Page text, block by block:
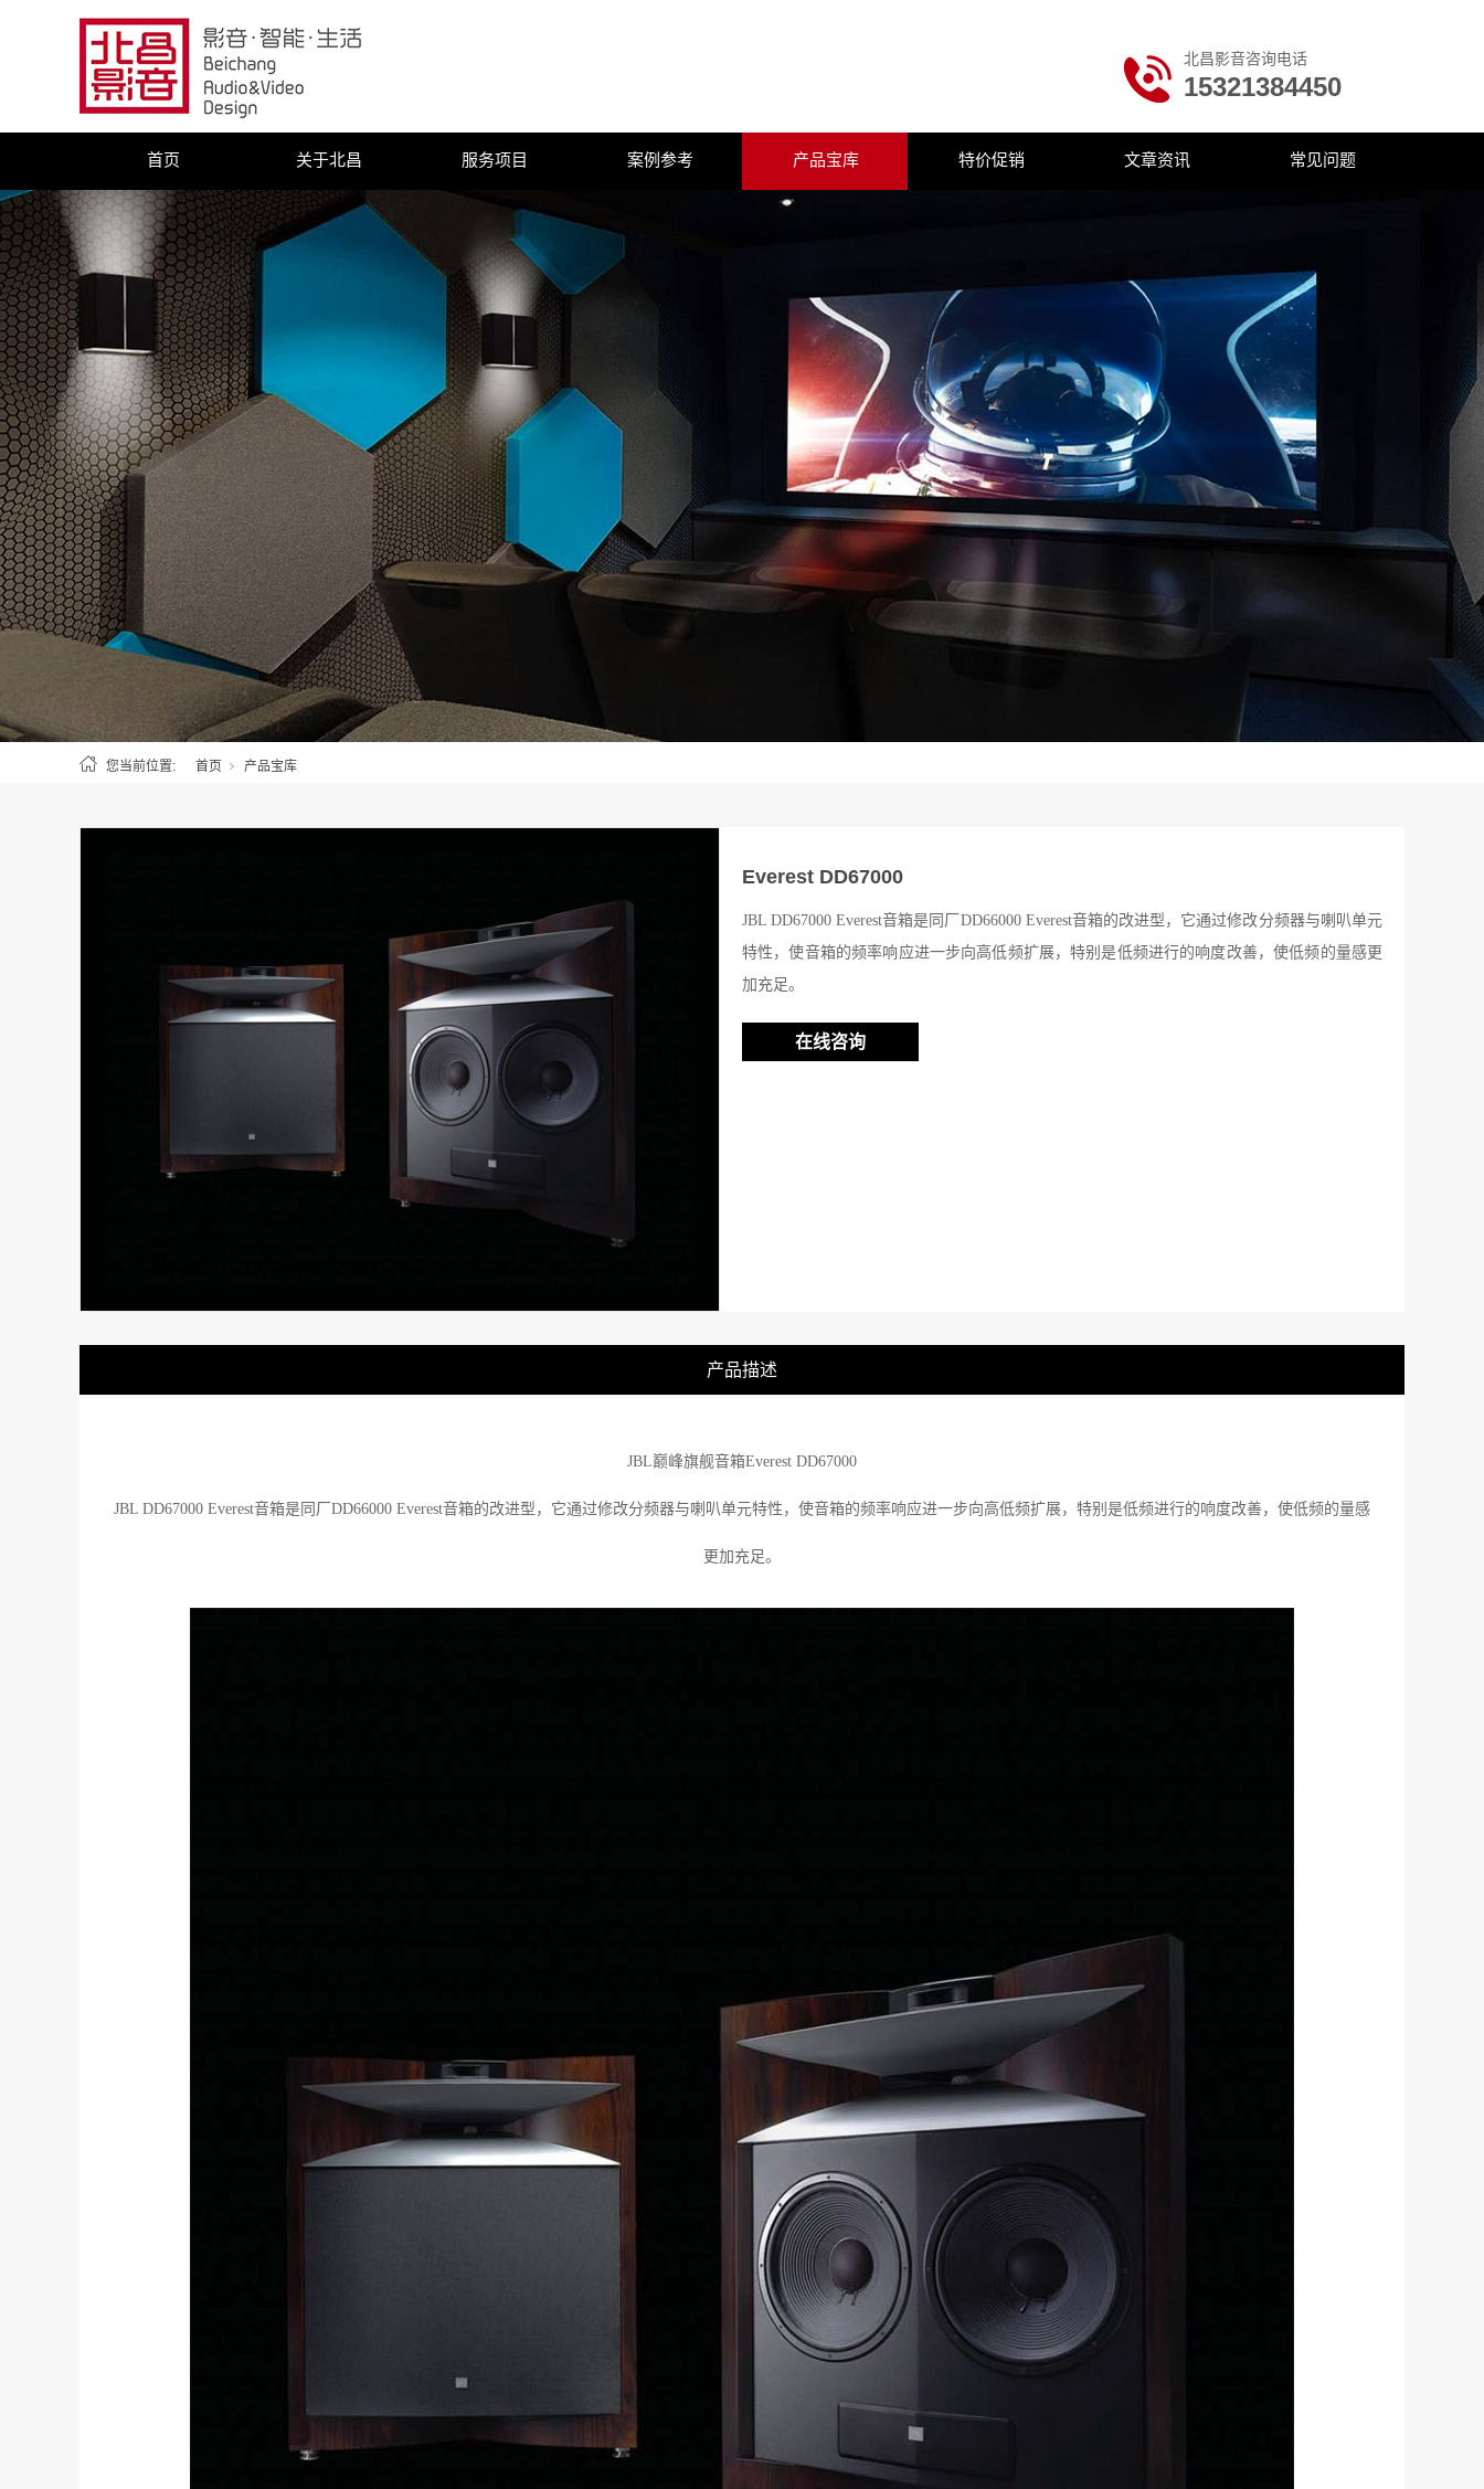
北昌影音咨询电话
15321384450
首页 关于北昌 服务项目 案例参考 产品宝库 特价促销 文章资讯 常见问题
您当前位置: 首页 产品宝库
Everest DD67000
JBL DD67000 Everest音箱是同厂DD66000 Everest音箱的改进型，它通过修改分频器与喇叭单元
特性，使音箱的频率响应进一步向高低频扩展，特别是低频进行的响度改善，使低频的量感更
加充足。
在线咨询
产品描述
JBL巅峰旗舰音箱Everest DD67000
JBL DD67000 Everest音箱是同厂DD66000 Everest音箱的改进型，它通过修改分频器与喇叭单元特性，使音箱的频率响应进一步向高低频扩展，特别是低频进行的响度改善，使低频的量感
更加充足。